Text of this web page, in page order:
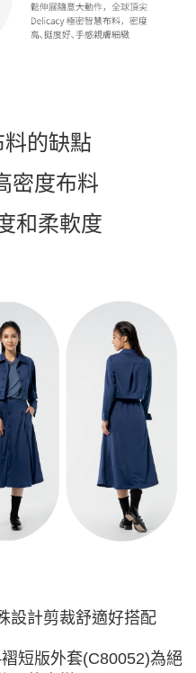
的缺點
密度布料
和柔軟度
設計剪裁舒適好搭配
短版外套(C80052)為絕